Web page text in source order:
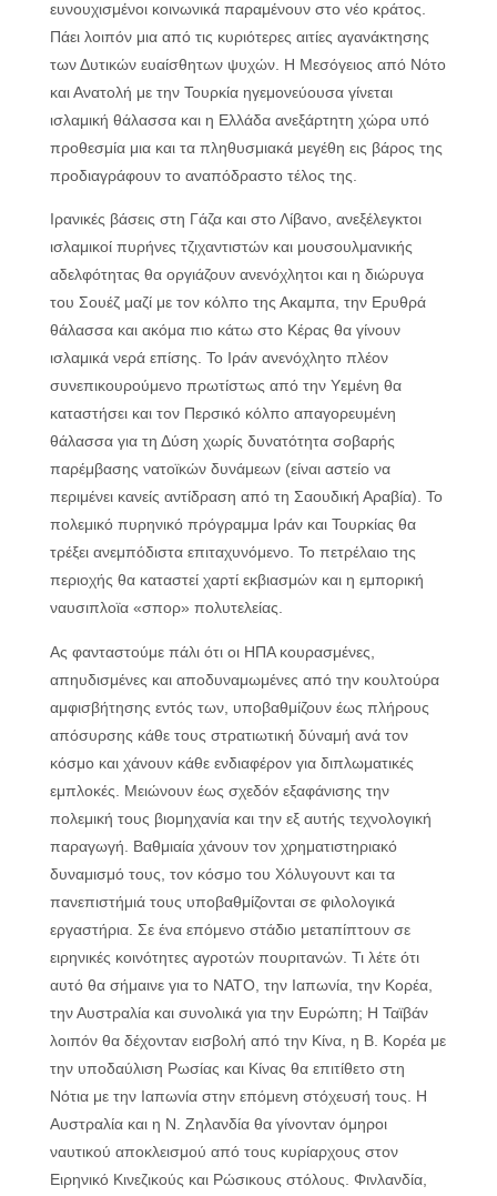
ευνουχισμένοι κοινωνικά παραμένουν στο νέο κράτος.
Πάει λοιπόν μια από τις κυριότερες αιτίες αγανάκτησης
των Δυτικών ευαίσθητων ψυχών. Η Μεσόγειος από Νότο
και Ανατολή με την Τουρκία ηγεμονεύουσα γίνεται
ισλαμική θάλασσα και η Ελλάδα ανεξάρτητη χώρα υπό
προθεσμία μια και τα πληθυσμιακά μεγέθη εις βάρος της
προδιαγράφουν το αναπόδραστο τέλος της.
Ιρανικές βάσεις στη Γάζα και στο Λίβανο, ανεξέλεγκτοι
ισλαμικοί πυρήνες τζιχαντιστών και μουσουλμανικής
αδελφότητας θα οργιάζουν ανενόχλητοι και η διώρυγα
του Σουέζ μαζί με τον κόλπο της Ακαμπα, την Ερυθρά
θάλασσα και ακόμα πιο κάτω στο Κέρας θα γίνουν
ισλαμικά νερά επίσης. Το Ιράν ανενόχλητο πλέον
συνεπικουρούμενο πρωτίστως από την Υεμένη θα
καταστήσει και τον Περσικό κόλπο απαγορευμένη
θάλασσα για τη Δύση χωρίς δυνατότητα σοβαρής
παρέμβασης νατοϊκών δυνάμεων (είναι αστείο να
περιμένει κανείς αντίδραση από τη Σαουδική Αραβία). Το
πολεμικό πυρηνικό πρόγραμμα Ιράν και Τουρκίας θα
τρέξει ανεμπόδιστα επιταχυνόμενο. Το πετρέλαιο της
περιοχής θα καταστεί χαρτί εκβιασμών και η εμπορική
ναυσιπλοϊα «σπορ» πολυτελείας.
Ας φανταστούμε πάλι ότι οι ΗΠΑ κουρασμένες,
απηυδισμένες και αποδυναμωμένες από την κουλτούρα
αμφισβήτησης εντός των, υποβαθμίζουν έως πλήρους
απόσυρσης κάθε τους στρατιωτική δύναμή ανά τον
κόσμο και χάνουν κάθε ενδιαφέρον για διπλωματικές
εμπλοκές. Μειώνουν έως σχεδόν εξαφάνισης την
πολεμική τους βιομηχανία και την εξ αυτής τεχνολογική
παραγωγή. Βαθμιαία χάνουν τον χρηματιστηριακό
δυναμισμό τους, τον κόσμο του Χόλυγουντ και τα
πανεπιστήμιά τους υποβαθμίζονται σε φιλολογικά
εργαστήρια. Σε ένα επόμενο στάδιο μεταπίπτουν σε
ειρηνικές κοινότητες αγροτών πουριτανών. Τι λέτε ότι
αυτό θα σήμαινε για το ΝΑΤΟ, την Ιαπωνία, την Κορέα,
την Αυστραλία και συνολικά για την Ευρώπη; Η Ταϊβάν
λοιπόν θα δέχονταν εισβολή από την Κίνα, η Β. Κορέα με
την υποδαύλιση Ρωσίας και Κίνας θα επιτίθετο στη
Νότια με την Ιαπωνία στην επόμενη στόχευσή τους. Η
Αυστραλία και η Ν. Ζηλανδία θα γίνονταν όμηροι
ναυτικού αποκλεισμού από τους κυρίαρχους στον
Ειρηνικό Κινεζικούς και Ρώσικους στόλους. Φινλανδία,